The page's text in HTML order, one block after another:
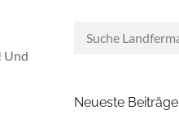
Und
Neueste Beiträge